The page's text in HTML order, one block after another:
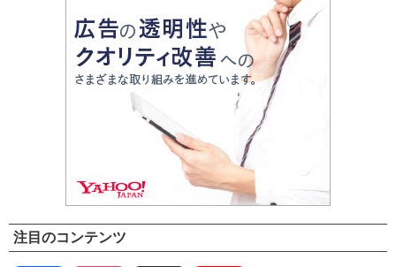
注目のコンテンツ